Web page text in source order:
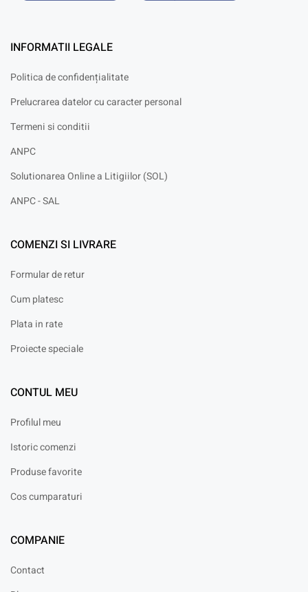
INFORMATII LEGALE
Politica de confidențialitate
Prelucrarea datelor cu caracter personal
Termeni si conditii
ANPC
Solutionarea Online a Litigiilor (SOL)
ANPC - SAL
COMENZI SI LIVRARE
Formular de retur
Cum platesc
Plata in rate
Proiecte speciale
CONTUL MEU
Profilul meu
Istoric comenzi
Produse favorite
Cos cumparaturi
COMPANIE
Contact